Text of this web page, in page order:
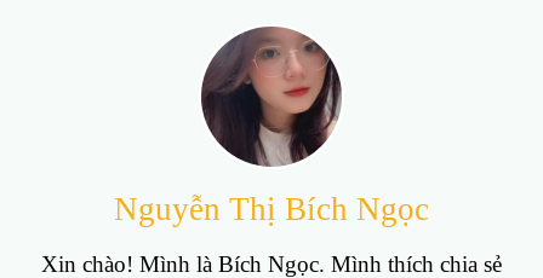
Nguyễn Thị Bích Ngọc
Xin chào! Mình là Bích Ngọc. Mình thích chia sẻ